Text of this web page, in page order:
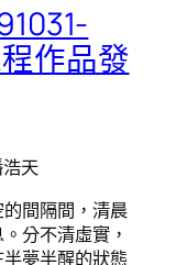
作品發
天
間隔間，清晨
分不清虛實，
夢半醒的狀態